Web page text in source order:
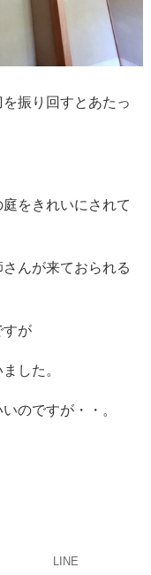
振り回すとあたっ
をきれいにされて
んが来ておられる
すが
した。
のですが・・。
LINE